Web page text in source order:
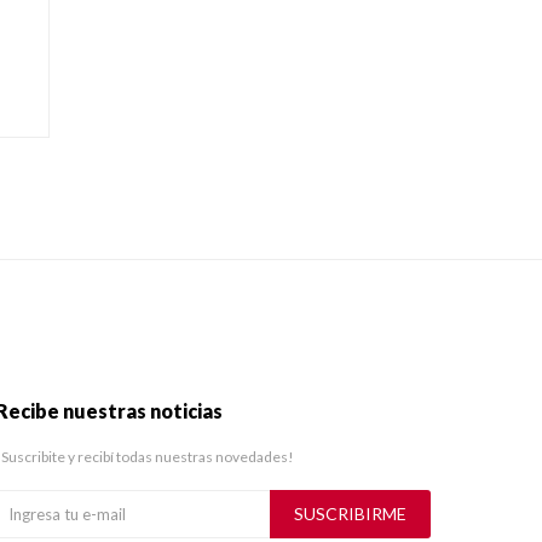
nuestras noticias
y recibí todas nuestras novedades!
SUSCRIBIRME